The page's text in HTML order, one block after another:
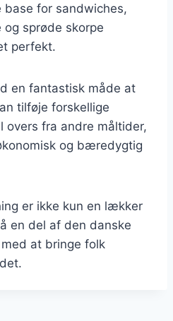
base for sandwiches,
sprøde skorpe
perfekt.
en fantastisk måde at
tilføje forskellige
overs fra andre måltider,
og bæredygtig
er ikke kun en lækker
en del af den danske
at bringe folk